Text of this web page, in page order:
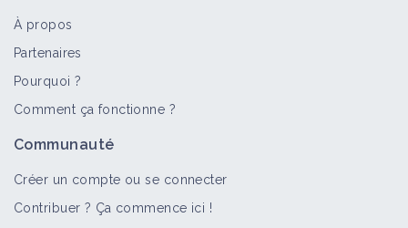
À propos
Partenaires
Pourquoi ?
Comment ça fonctionne ?
Communauté
Créer un compte ou se connecter
Contribuer ? Ça commence ici !